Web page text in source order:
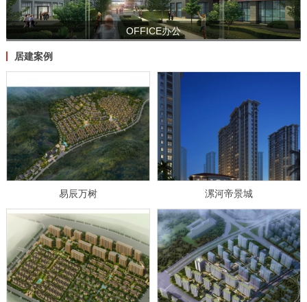
OFFICE办公
居建案例
易辰万树 漯河帝景城